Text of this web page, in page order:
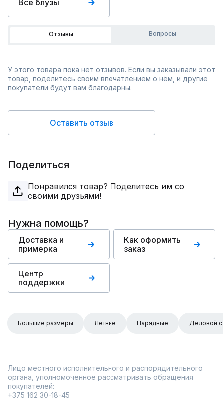
Все блузы
Отзывы Вопросы
У этого товара пока нет отзывов. Если вы заказывали этот
товар, поделитесь своим впечатлением о нём, и другие
покупатели будут вам благодарны.
Оставить отзыв
Поделиться
Понравился товар? Поделитесь им со
своими друзьями!
Нужна помощь?
Доставка и
примерка
Как оформить
заказ
Центр
поддержки
Большие размеры Летние Нарядные Деловой
Лицо местного исполнительного и распорядительного
органа, уполномоченное рассматривать обращения
покупателей:
+375 162 30-18-45